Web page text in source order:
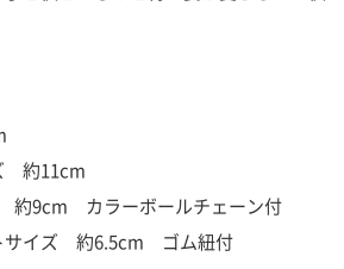
約11cm
約9cm カラーボールチェーン付
サイズ 約6.5cm ゴム紐付